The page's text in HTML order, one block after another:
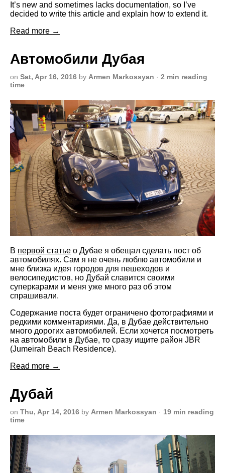
It’s new and sometimes lacks documentation, so I’ve
decided to write this article and explain how to extend it.
Read more →
Автомобили Дубая
on Sat, Apr 16, 2016 by Armen Markossyan · 2 min reading
time
В первой статье о Дубае я обещал сделать пост об
автомобилях. Сам я не очень люблю автомобили и
мне близка идея городов для пешеходов и
велосипедистов, но Дубай славится своими
суперкарами и меня уже много раз об этом
спрашивали.
Содержание поста будет ограничено фотографиями и
редкими комментариями. Да, в Дубае действительно
много дорогих автомобилей. Если хочется посмотреть
на автомобили в Дубае, то сразу ищите район JBR
(Jumeirah Beach Residence).
Read more →
Дубай
on Thu, Apr 14, 2016 by Armen Markossyan · 19 min reading
time